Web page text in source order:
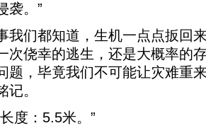
袭。”
们都知道，生机一点点扳回
次侥幸的逃生，还是大概率的
题，毕竟我们不可能让灾难重
记。
：5.5米。”